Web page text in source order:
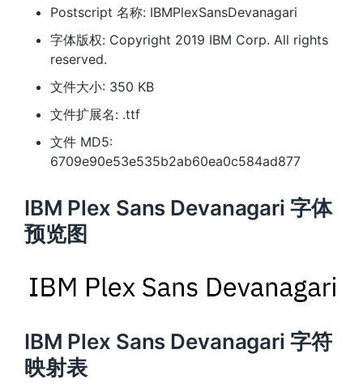
Postscript 名称: IBMPlexSansDevanagari
字体版权: Copyright 2019 IBM Corp. All rights
reserved.
文件大小: 350 KB
文件扩展名: .ttf
文件 MD5:
6709e90e53e535b2ab60ea0c584ad877
IBM Plex Sans Devanagari 字体
预览图
IBM Plex Sans Devanagari 字符
映射表